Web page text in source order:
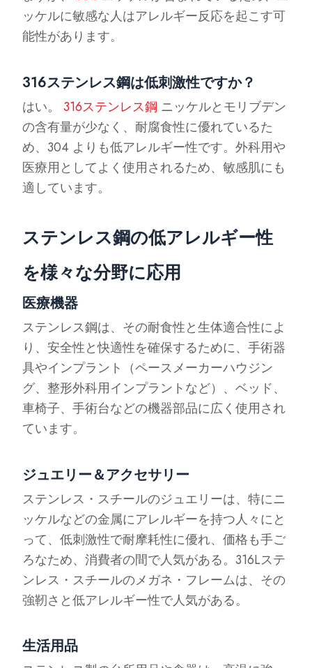
ッケルに敏感な人はアレルギー反応を起こす可
能性があります。
316ステンレス鋼は低刺激性ですか？
はい。316ステンレス鋼 ニッケルとモリブデン
の含有量が少なく、耐腐食性に優れているた
め、304 よりも低アレルギー性です。外科用や
医療用としてよく使用されるため、敏感肌にも
適しています。
ステンレス鋼の低アレルギー性
を様々な分野に応用
医療機器
ステンレス鋼は、その耐食性と生体適合性によ
り、安全性と快適性を確保するために、手術器
具やインプラント（ペースメーカーハウジン
グ、整形外科用インプラントなど）、ベッド、
車椅子、手術台などの機器部品に広く使用され
ています。
ジュエリー＆アクセサリー
ステンレス・スチールのジュエリーは、特にニ
ッケルなどの金属にアレルギーを持つ人々にと
って、低刺激性で耐摩耗性に優れ、価格も手ご
ろなため、消費者の間で人気がある。316Lステ
ンレス・スチールのメガネ・フレームは、その
強靭さと低アレルギー性で人気がある。
生活用品